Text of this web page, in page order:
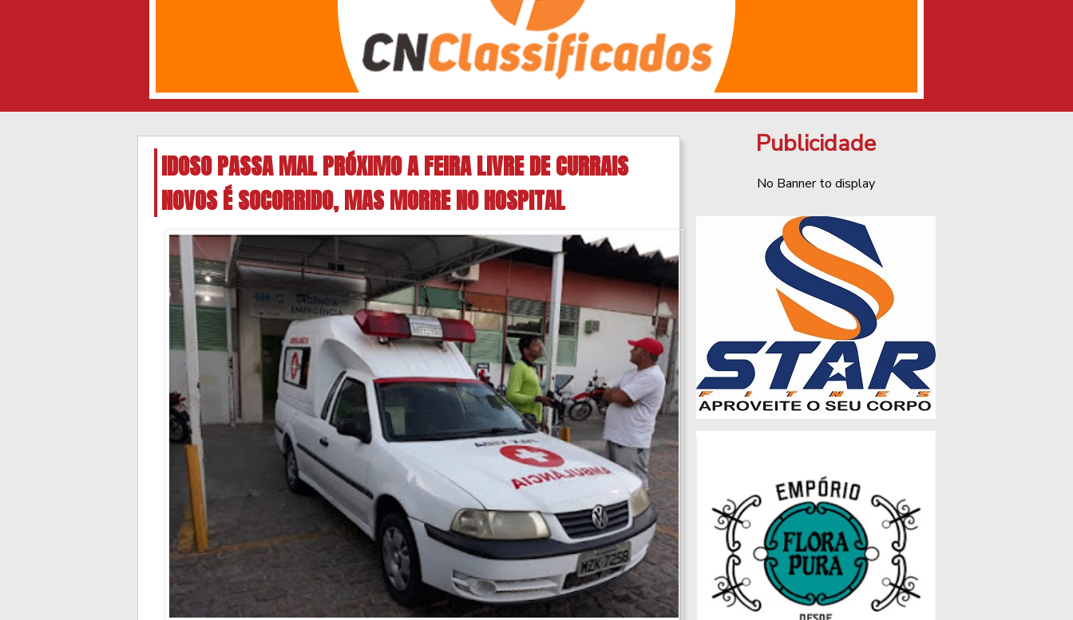
IDOSO PASSA MAL PRÓXIMO A FEIRA LIVRE DE CURRAIS
NOVOS É SOCORRIDO, MAS MORRE NO HOSPITAL
Publicidade
No Banner to display